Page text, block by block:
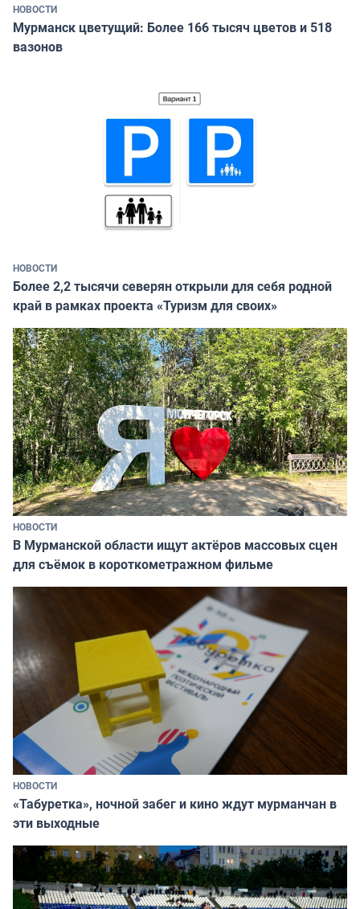
НОВОСТИ
Мурманск цветущий: Более 166 тысяч цветов и 518
вазонов
НОВОСТИ
Более 2,2 тысячи северян открыли для себя родной
край в рамках проекта «Туризм для своих»
НОВОСТИ
В Мурманской области ищут актёров массовых сцен
для съёмок в короткометражном фильме
НОВОСТИ
«Табуретка», ночной забег и кино ждут мурманчан в
эти выходные